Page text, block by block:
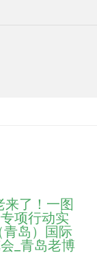
了！一图
项行动实
岛）国际
_青岛老博